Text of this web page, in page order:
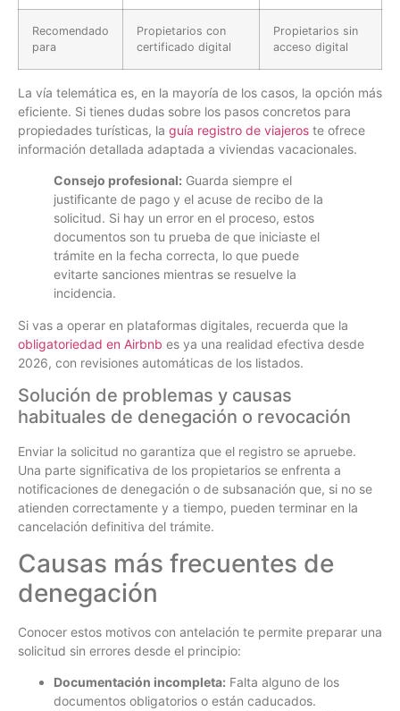
Recomendado
para
Propietarios con
certificado digital
Propietarios sin
acceso digital
La vía telemática es, en la mayoría de los casos, la opción más
eficiente. Si tienes dudas sobre los pasos concretos para
propiedades turísticas, la guía registro de viajeros te ofrece
información detallada adaptada a viviendas vacacionales.
Consejo profesional: Guarda siempre el
justificante de pago y el acuse de recibo de la
solicitud. Si hay un error en el proceso, estos
documentos son tu prueba de que iniciaste el
trámite en la fecha correcta, lo que puede
evitarte sanciones mientras se resuelve la
incidencia.
Si vas a operar en plataformas digitales, recuerda que la
obligatoriedad en Airbnb es ya una realidad efectiva desde
2026, con revisiones automáticas de los listados.
Solución de problemas y causas
habituales de denegación o revocación
Enviar la solicitud no garantiza que el registro se apruebe.
Una parte significativa de los propietarios se enfrenta a
notificaciones de denegación o de subsanación que, si no se
atienden correctamente y a tiempo, pueden terminar en la
cancelación definitiva del trámite.
Causas más frecuentes de
denegación
Conocer estos motivos con antelación te permite preparar una
solicitud sin errores desde el principio:
Documentación incompleta: Falta alguno de los
documentos obligatorios o están caducados.